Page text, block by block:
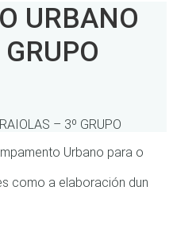
URBANO
– 3º GRUPO
Urbano para o
como a elaboración dun